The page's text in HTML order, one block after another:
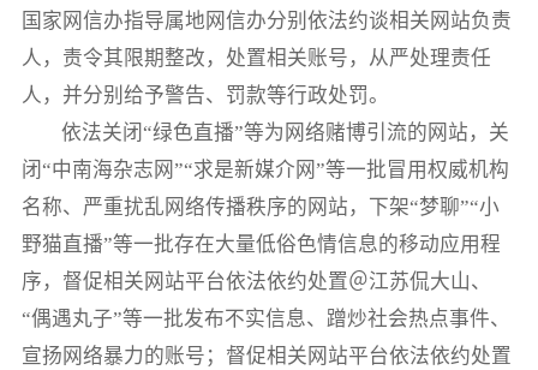
国家网信办指导属地网信办分别依法约谈相关网站负责
人，责令其限期整改，处置相关账号，从严处理责任
人，并分别给予警告、罚款等行政处罚。
依法关闭“绿色直播”等为网络赌博引流的网站，关
闭“中南海杂志网”“求是新媒介网”等一批冒用权威机构
名称、严重扰乱网络传播秩序的网站，下架“梦聊”“小
野猫直播”等一批存在大量低俗色情信息的移动应用程
序，督促相关网站平台依法依约处置＠江苏侃大山、
“偶遇丸子”等一批发布不实信息、蹭炒社会热点事件、
宣扬网络暴力的账号；督促相关网站平台依法依约处置